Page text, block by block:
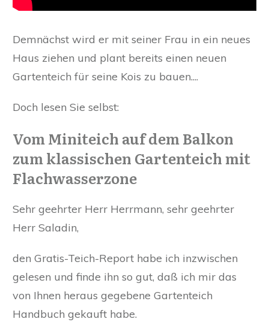
Demnächst wird er mit seiner Frau in ein neues
Haus ziehen und plant bereits einen neuen
Gartenteich für seine Kois zu bauen....
Doch lesen Sie selbst:
Vom Miniteich auf dem Balkon
zum klassischen Gartenteich mit
Flachwasserzone
Sehr geehrter Herr Herrmann, sehr geehrter
Herr Saladin,
den Gratis-Teich-Report habe ich inzwischen
gelesen und finde ihn so gut, daß ich mir das
von Ihnen heraus gegebene Gartenteich
Handbuch gekauft habe.